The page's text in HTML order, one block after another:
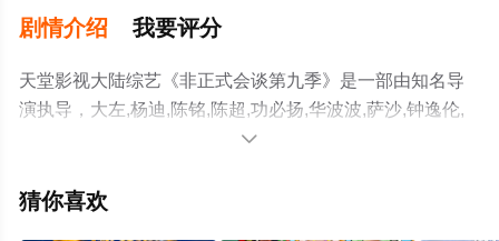
剧情介绍 我要评分
天堂影视大陆综艺《非正式会谈第九季》是一部由知名导
演执导，大左,杨迪,陈铭,陈超,功必扬,华波波,萨沙,钟逸伦,
一之濑飞鸟,发币,阿雷,艾哈迈德·穆罕默德·贾比尔·阿尔卡索
未删减完整版综艺节目就上天堂电影网，更多相关信息可

猜你喜欢